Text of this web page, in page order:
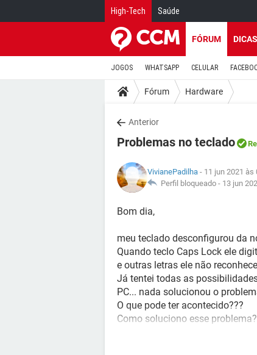
High-Tech Saúde
FÓRUM DICAS
JOGOS WHATSAPP CELULAR
Fórum Hardware
Anterior
Problemas no teclado
VivianePadilha - 11 jun 2021 às
Perfil bloqueado - 13 jun
Bom dia,
meu teclado desconfigurou da
Quando teclo Caps Lock ele
e outras letras ele não
Já tentei todas as
PC... nada solucionou o
O que pode ter acontecido???
Como soluciono esse problema?